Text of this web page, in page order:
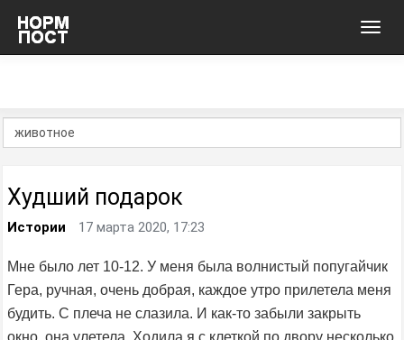
Худший подарок
Истории 17 марта 2020, 17:23
Мне было лет 10-12. У меня была волнистый попугайчик
Гера, ручная, очень добрая, каждое утро прилетела меня
будить. С плеча не слазила. И как-то забыли закрыть
окно, она улетела. Ходила я с клеткой по двору несколько